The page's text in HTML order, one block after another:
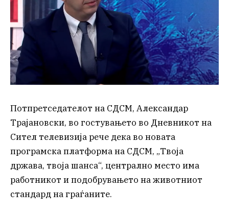
Потпретседателот на СДСМ, Александар
Трајановски, во гостувањето во Дневникот на
Сител телевизија рече дека во новата
програмска платформа на СДСМ, „Твоја
држава, твоја шанса“, централно место има
работникот и подобрувањето на животниот
стандард на граѓаните.